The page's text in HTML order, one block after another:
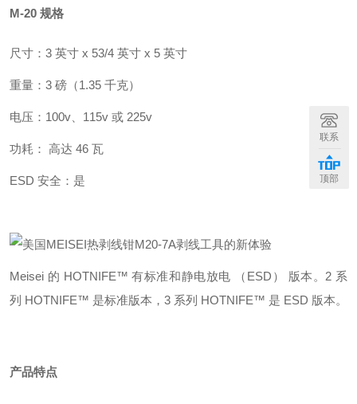
M-20 规格
尺寸：3 英寸 x 53/4 英寸 x 5 英寸
重量：3 磅（1.35 千克）
电压：100v、115v 或 225v
功耗： 高达 46 瓦
ESD 安全：是
Meisei 的 HOTNIFE™ 有标准和静电放电 （ESD） 版本。2 系
列 HOTNIFE™ 是标准版本，3 系列 HOTNIFE™ 是 ESD 版本。
产品特点
联系
顶部